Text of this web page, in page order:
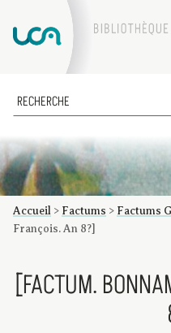
ACCUEIL
COLLECTIONS
FACTUMS
Les factums à la BU
Présentation du corpus de
Bibliographie
Glossaire
Index de recherche
Accueil > Factums > Factums
François. An 8?]
[FACTUM.